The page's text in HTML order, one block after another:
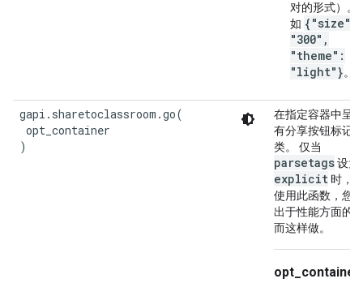
对的形式）。
如 {"size":
"300",
"theme":
"light"}。
gapi.sharetoclassroom.go(
opt_container
)
在指定容器中呈
有分享按钮标记
类。 仅当
parsetags设为
explicit 时，
使用此函数，您
出于性能方面的
而这样做。
opt_container